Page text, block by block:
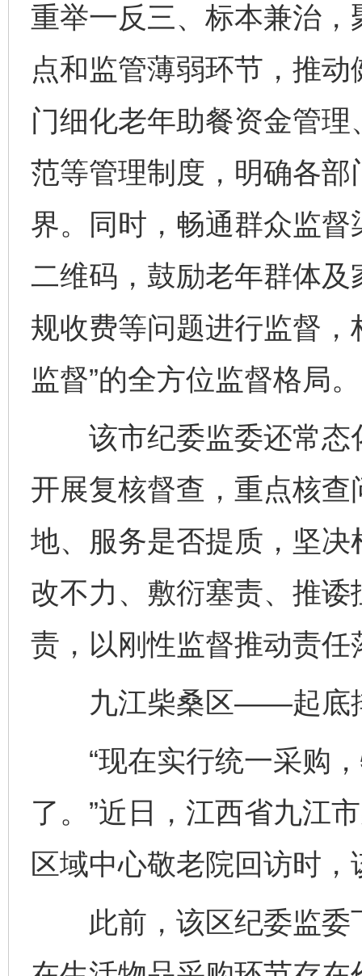
重举一反三、标本兼治
点和监管薄弱环节，推
门细化老年助餐资金管
范等管理制度，明确各
界。同时，畅通群众监
二维码，鼓励老年群体
规收费等问题进行监督，
监督”的全方位监督格局。
该市纪委监委还常态
开展复核督查，重点核
地、服务是否提质，坚
改不力、敷衍塞责、推
责，以刚性监督推动责任
九江柴桑区——起底
“现在实行统一采购，
了。”近日，江西省九江
区域中心敬老院回访时
此前，该区纪委监委